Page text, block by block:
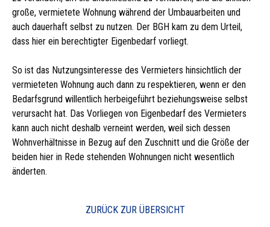
große, vermietete Wohnung während der Umbauarbeiten und
auch dauerhaft selbst zu nutzen. Der BGH kam zu dem Urteil,
dass hier ein berechtigter Eigenbedarf vorliegt.
So ist das Nutzungsinteresse des Vermieters hinsichtlich der
vermieteten Wohnung auch dann zu respektieren, wenn er den
Bedarfsgrund willentlich herbeigeführt beziehungsweise selbst
verursacht hat. Das Vorliegen von Eigenbedarf des Vermieters
kann auch nicht deshalb verneint werden, weil sich dessen
Wohnverhältnisse in Bezug auf den Zuschnitt und die Größe der
beiden hier in Rede stehenden Wohnungen nicht wesentlich
änderten.
ZURÜCK ZUR ÜBERSICHT